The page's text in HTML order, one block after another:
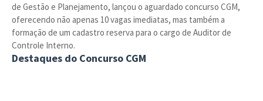
de Gestão e Planejamento, lançou o aguardado concurso CGM,
oferecendo não apenas 10 vagas imediatas, mas também a
formação de um cadastro reserva para o cargo de Auditor de
Controle Interno.
Destaques do Concurso CGM